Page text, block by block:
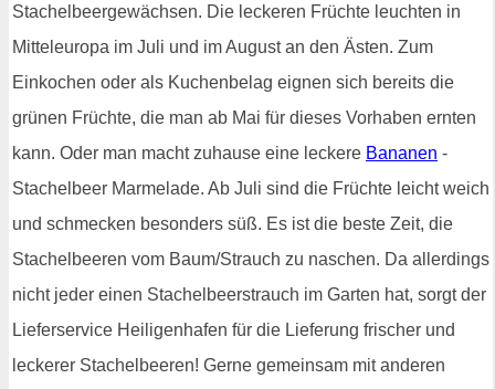
Stachelbeergewächsen. Die leckeren Früchte leuchten in
Mitteleuropa im Juli und im August an den Ästen. Zum
Einkochen oder als Kuchenbelag eignen sich bereits die
grünen Früchte, die man ab Mai für dieses Vorhaben ernten
kann. Oder man macht zuhause eine leckere Bananen -
Stachelbeer Marmelade. Ab Juli sind die Früchte leicht weich
und schmecken besonders süß. Es ist die beste Zeit, die
Stachelbeeren vom Baum/Strauch zu naschen. Da allerdings
nicht jeder einen Stachelbeerstrauch im Garten hat, sorgt der
Lieferservice Heiligenhafen für die Lieferung frischer und
leckerer Stachelbeeren! Gerne gemeinsam mit anderen